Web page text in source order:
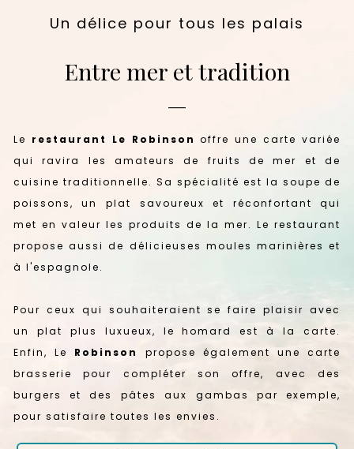
Un délice pour tous les palais
Entre mer et tradition
—
Le restaurant Le Robinson offre une carte variée
qui ravira les amateurs de fruits de mer et de
cuisine traditionnelle. Sa spécialité est la soupe de
poissons, un plat savoureux et réconfortant qui
met en valeur les produits de la mer. Le restaurant
propose aussi de délicieuses moules marinières et
à l'espagnole.
Pour ceux qui souhaiteraient se faire plaisir avec
un plat plus luxueux, le homard est à la carte.
Enfin, Le Robinson propose également une carte
brasserie pour compléter son offre, avec des
burgers et des pâtes aux gambas par exemple,
pour satisfaire toutes les envies.